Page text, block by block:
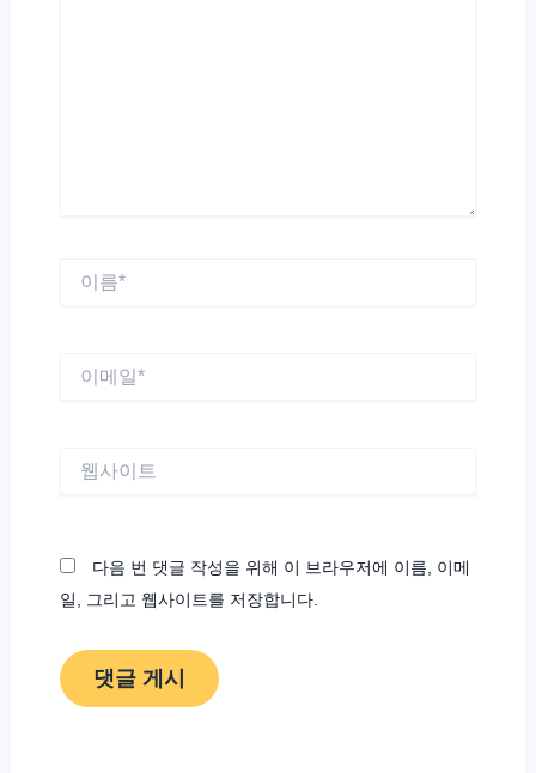
다음 번 댓글 작성을 위해 이 브라우저에 이름, 이메
일, 그리고 웹사이트를 저장합니다.